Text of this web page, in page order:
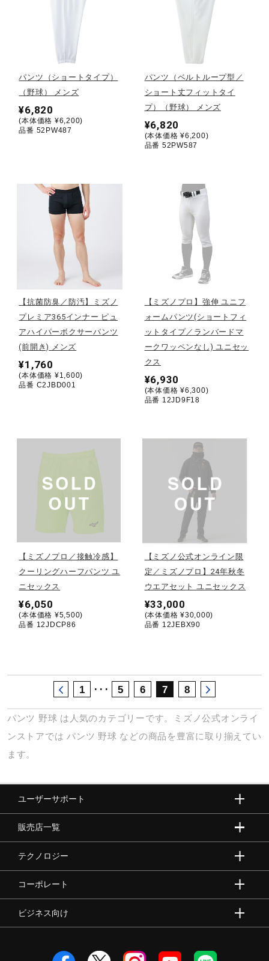
寝具／ミズノスリープ
アウトドア／レイン
サポーター
ジュニア／キッズ
メディカル
コラボ／ライセンス
セール
その他
直営店一覧
取扱店一覧
パンツ（ショートタイプ）
（野球） メンズ
¥6,820
(本体価格 ¥6,200)
品番 52PW487
パンツ（ベルトループ型／
ショート丈フィットタイ
プ）（野球） メンズ
¥6,820
(本体価格 ¥6,200)
品番 52PW587
【抗菌防臭／防汚】ミズノ
プレミア365インナー ピュ
アハイパーボクサーパンツ
(前開き) メンズ
¥1,760
(本体価格 ¥1,600)
品番 C2JBD001
【ミズノプロ】強伸 ユニフ
ォームパンツ(ショートフィ
ットタイプ／ランバードマ
ークワッペンなし) ユニセッ
クス
¥6,930
(本体価格 ¥6,300)
品番 12JD9F18
【ミズノプロ／接触冷感】
クーリングハーフパンツ ユ
ニセックス
¥6,050
(本体価格 ¥5,500)
品番 12JDCP86
【ミズノ公式オンライン限
定／ミズノプロ】24年秋冬
ウエアセット ユニセックス
¥33,000
(本体価格 ¥30,000)
品番 12JEBX90
1 ･･･ 5 6 7 8
パンツ 野球 は人気のカテゴリーです。ミズノ公式オンライ
ンストアでは パンツ 野球 などの商品を豊富に取り揃えてい
ます。
ユーザーサポート
販売店一覧
テクノロジー
コーポレート
ビジネス向け